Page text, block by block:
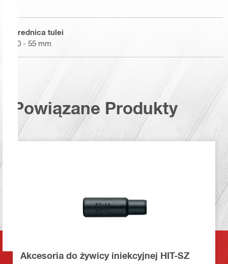
Średnica tulei
20 - 55 mm
Powiązane Produkty
Akcesoria do żywicy iniekcyjnej HIT-SZ